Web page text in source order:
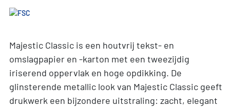
Majestic Classic is een houtvrij tekst- en
omslagpapier en -karton met een tweezijdig
iriserend oppervlak en hoge opdikking. De
glinsterende metallic look van Majestic Classic geeft
drukwerk een bijzondere uitstraling: zacht, elegant